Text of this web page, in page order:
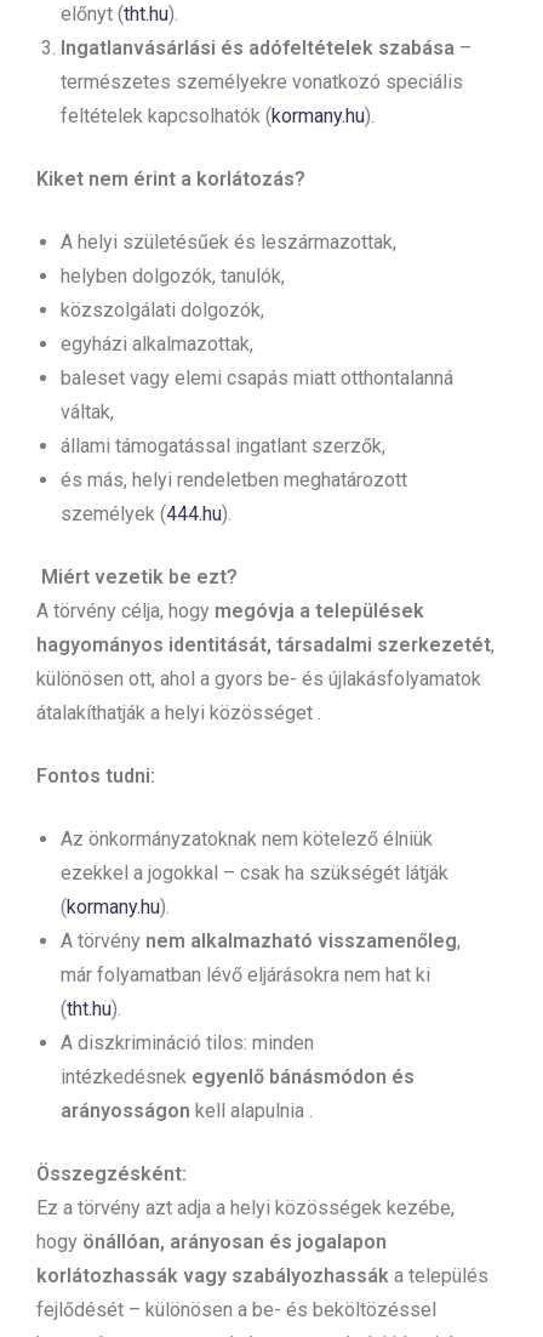
előnyt (tht.hu).
Ingatlanvásárlási és adófeltételek szabása –
természetes személyekre vonatkozó speciális
feltételek kapcsolhatók (kormany.hu).
Kiket nem érint a korlátozás?
A helyi születésűek és leszármazottak,
helyben dolgozók, tanulók,
közszolgálati dolgozók,
egyházi alkalmazottak,
baleset vagy elemi csapás miatt otthontalanná
váltak,
állami támogatással ingatlant szerzők,
és más, helyi rendeletben meghatározott
személyek (444.hu).
Miért vezetik be ezt?
A törvény célja, hogy megóvja a települések
hagyományos identitását, társadalmi szerkezetét,
különösen ott, ahol a gyors be- és újlakásfolyamatok
átalakíthatják a helyi közösséget .
Fontos tudni:
Az önkormányzatoknak nem kötelező élniük
ezekkel a jogokkal – csak ha szükségét látják
(kormany.hu).
A törvény nem alkalmazható visszamenőleg,
már folyamatban lévő eljárásokra nem hat ki
(tht.hu).
A diszkrimináció tilos: minden
intézkedésnek egyenlő bánásmódon és
arányosságon kell alapulnia .
Összegzésként:
Ez a törvény azt adja a helyi közösségek kezébe,
hogy önállóan, arányosan és jogalapon
korlátozhassák vagy szabályozhassák a település
fejlődését – különösen a be- és beköltözéssel